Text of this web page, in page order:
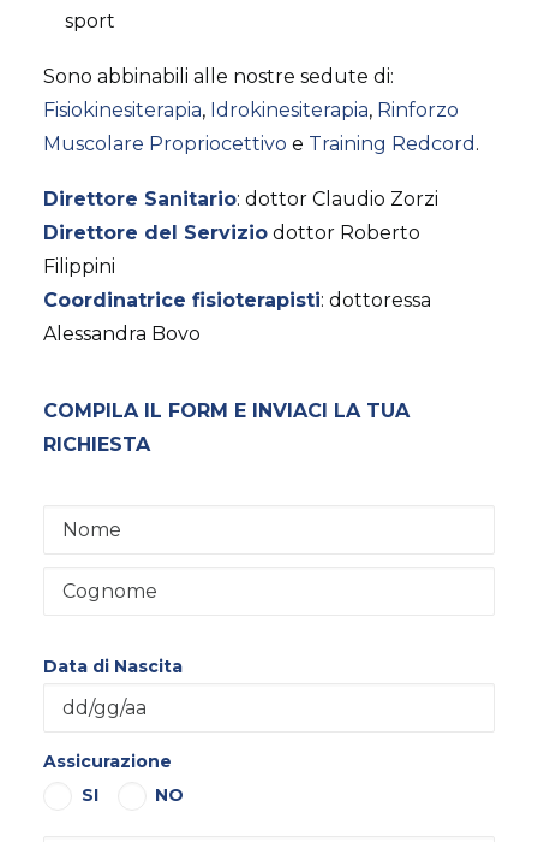
sport
Sono abbinabili alle nostre sedute di:
Fisiokinesiterapia, Idrokinesiterapia, Rinforzo
Muscolare Propriocettivo e Training Redcord .
Direttore Sanitario: dottor Claudio Zorzi
Direttore del Servizio dottor Roberto
Filippini
Coordinatrice fisioterapisti: dottoressa
Alessandra Bovo
COMPILA IL FORM E INVIACI LA TUA
RICHIESTA
Data di Nascita
Assicurazione
SI
NO